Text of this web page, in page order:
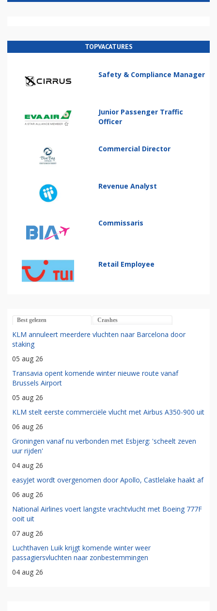
TOPVACATURES
Safety & Compliance Manager
Junior Passenger Traffic
Officer
Commercial Director
Revenue Analyst
Commissaris
Retail Employee
Best gelezen Crashes
KLM annuleert meerdere vluchten naar Barcelona door
staking
05 aug 26
Transavia opent komende winter nieuwe route vanaf
Brussels Airport
05 aug 26
KLM stelt eerste commerciële vlucht met Airbus A350-900 uit
06 aug 26
Groningen vanaf nu verbonden met Esbjerg: 'scheelt zeven
uur rijden'
04 aug 26
easyJet wordt overgenomen door Apollo, Castlelake haakt af
06 aug 26
National Airlines voert langste vrachtvlucht met Boeing 777F
ooit uit
07 aug 26
Luchthaven Luik krijgt komende winter weer
passagiersvluchten naar zonbestemmingen
04 aug 26